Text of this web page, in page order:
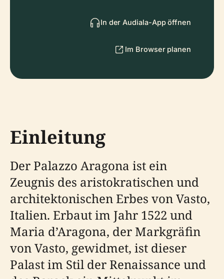
In der Audiala-App öffnen
Im Browser planen
Einleitung
Der Palazzo Aragona ist ein
Zeugnis des aristokratischen und
architektonischen Erbes von Vasto,
Italien. Erbaut im Jahr 1522 und
Maria d’Aragona, der Markgräfin
von Vasto, gewidmet, ist dieser
Palast im Stil der Renaissance und